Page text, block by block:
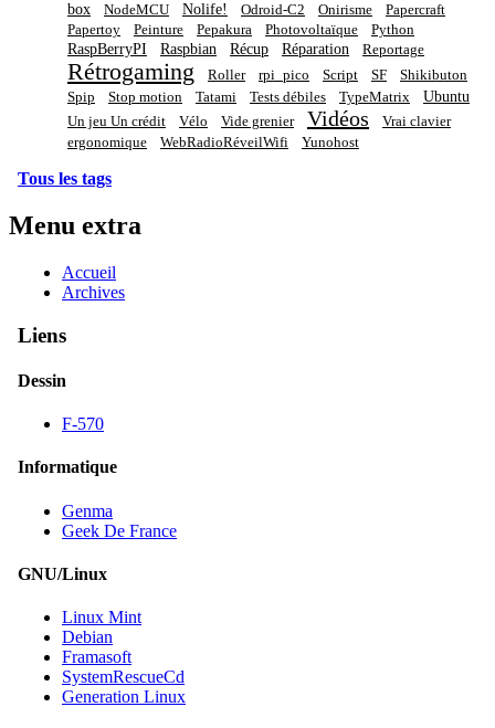
box
NodeMCU Nolife! Odroid-C2 Onirisme
Papercraft
Papertoy
Peinture Pepakura Photovoltaïque Python
RaspBerryPI Raspbian Récup Réparation Reportage
Rétrogaming Roller rpi_pico Script SF
Shikibuton
Spip
Stop motion Tatami Tests débiles TypeMatrix Ubuntu
Un jeu Un crédit Vélo Vide grenier Vidéos
Vrai clavier
ergonomique
WebRadioRéveilWifi Yunohost
Tous les tags
Menu extra
Accueil
Archives
Liens
Dessin
F-570
Informatique
Genma
Geek De France
GNU/Linux
Linux Mint
Debian
Framasoft
SystemRescueCd
Generation Linux